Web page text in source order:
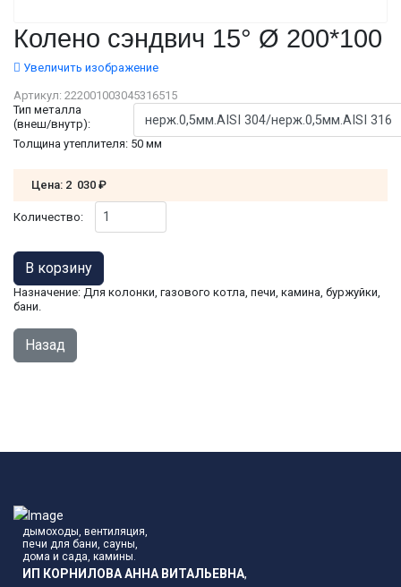
Колено сэндвич 15° Ø 200*100
Увеличить изображение
Артикул: 222001003045316515
Тип металла
(внеш/внутр):
Толщина утеплителя: 50 мм
Цена: 2 030 ₽
Количество:
Назначение: Для колонки, газового котла, печи, камина, буржуйки,
бани.
дымоходы, вентиляция,
печи для бани, сауны,
дома и сада, камины.
ИП КОРНИЛОВА АННА ВИТАЛЬЕВНА,